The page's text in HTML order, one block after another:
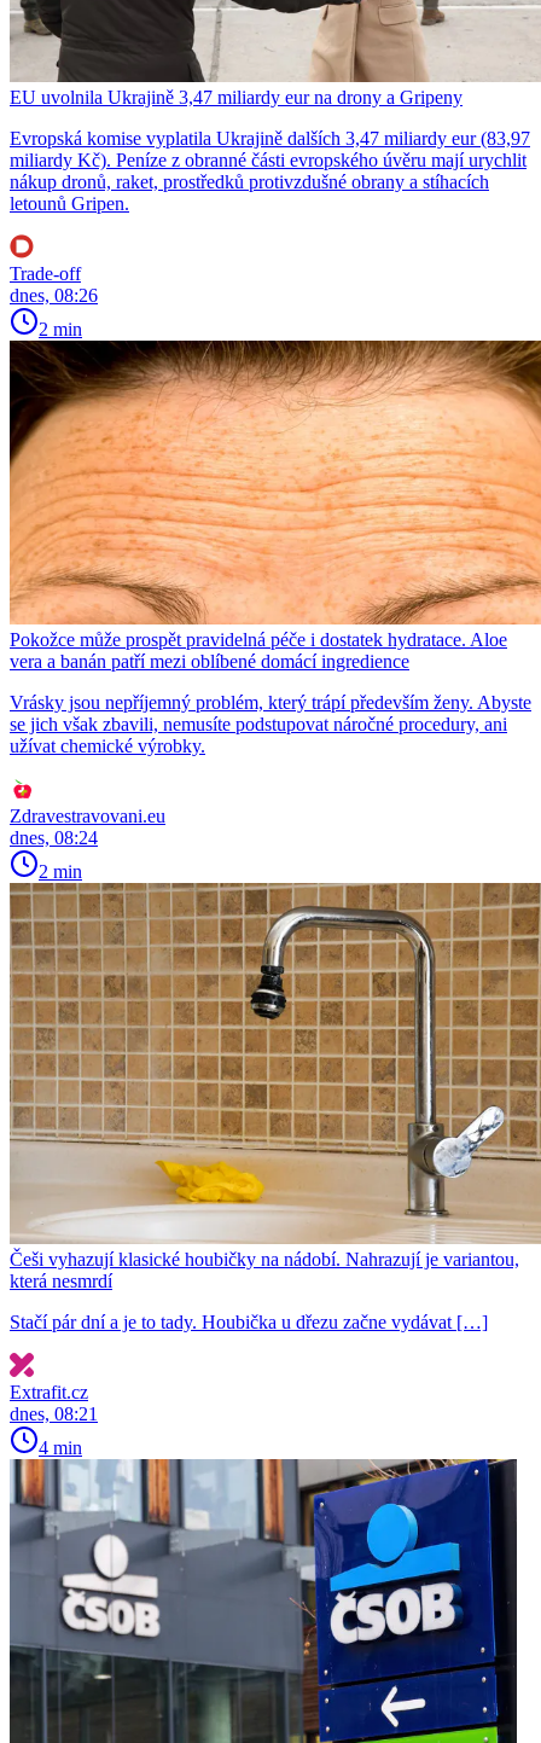
EU uvolnila Ukrajině 3,47 miliardy eur na drony a Gripeny
Evropská komise vyplatila Ukrajině dalších 3,47 miliardy eur (83,97
miliardy Kč). Peníze z obranné části evropského úvěru mají urychlit
nákup dronů, raket, prostředků protivzdušné obrany a stíhacích
letounů Gripen.
Trade-off
dnes, 08:26
2 min
Pokožce může prospět pravidelná péče i dostatek hydratace. Aloe
vera a banán patří mezi oblíbené domácí ingredience
Vrásky jsou nepříjemný problém, který trápí především ženy. Abyste
se jich však zbavili, nemusíte podstupovat náročné procedury, ani
užívat chemické výrobky.
Zdravestravovani.eu
dnes, 08:24
2 min
Češi vyhazují klasické houbičky na nádobí. Nahrazují je variantou,
která nesmrdí
Stačí pár dní a je to tady. Houbička u dřezu začne vydávat […]
Extrafit.cz
dnes, 08:21
4 min